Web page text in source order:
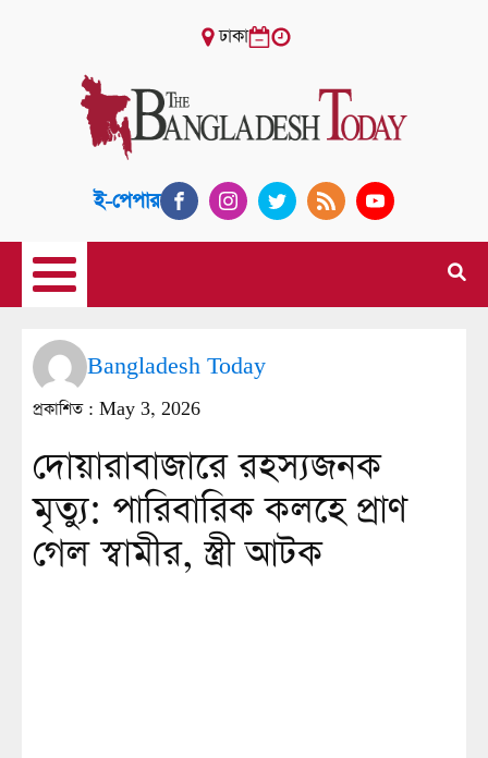
ঢাকা
ই-পেপার
Bangladesh Today
প্রকাশিত : May 3, 2026
দোয়ারাবাজারে রহস্যজনক
মৃত্যু: পারিবারিক কলহে প্রাণ
গেল স্বামীর, স্ত্রী আটক